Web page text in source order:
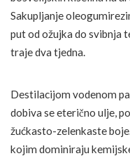
Sakupljanje
put od ožujka do svibnja
traje dva tjedna.
Destilacijom vodenom
dobiva se eterično ulje,
žućkasto-zelenkaste
kojim dominiraju